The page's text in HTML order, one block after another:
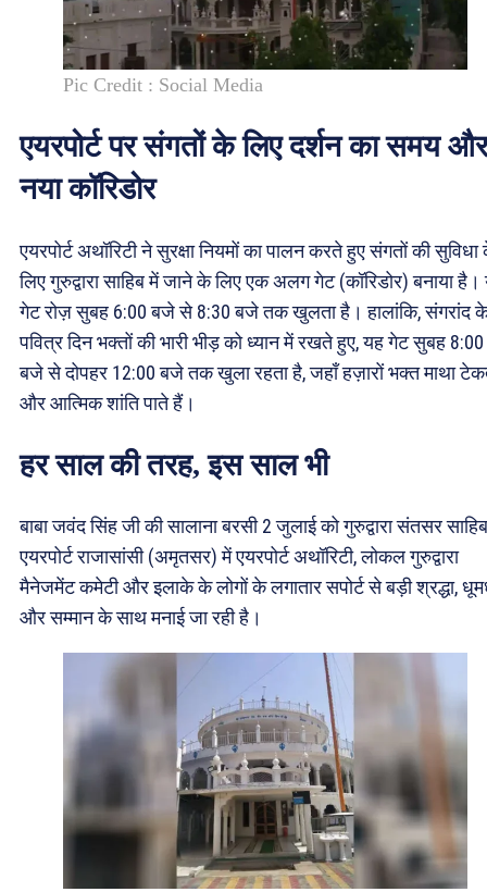
Pic Credit : Social Media
एयरपोर्ट पर संगतों के लिए दर्शन का समय और
नया कॉरिडोर
एयरपोर्ट अथॉरिटी ने सुरक्षा नियमों का पालन करते हुए संगतों की
लिए गुरुद्वारा साहिब में जाने के लिए एक अलग गेट (कॉरिडोर) बनाया है।
गेट रोज़ सुबह 6:00 बजे से 8:30 बजे तक खुलता है। हालांकि, संगरांद
पवित्र दिन भक्तों की भारी भीड़ को ध्यान में रखते हुए, यह गेट सुबह 8:00
बजे से दोपहर 12:00 बजे तक खुला रहता है, जहाँ हज़ारों भक्त माथा
और आत्मिक शांति पाते हैं।
हर साल की तरह, इस साल भी
बाबा जवंद सिंह जी की सालाना बरसी 2 जुलाई को गुरुद्वारा संतसर
एयरपोर्ट राजासांसी (अमृतसर) में एयरपोर्ट अथॉरिटी, लोकल गुरुद्वारा
मैनेजमेंट कमेटी और इलाके के लोगों के लगातार सपोर्ट से बड़ी श्रद्धा,
और सम्मान के साथ मनाई जा रही है।